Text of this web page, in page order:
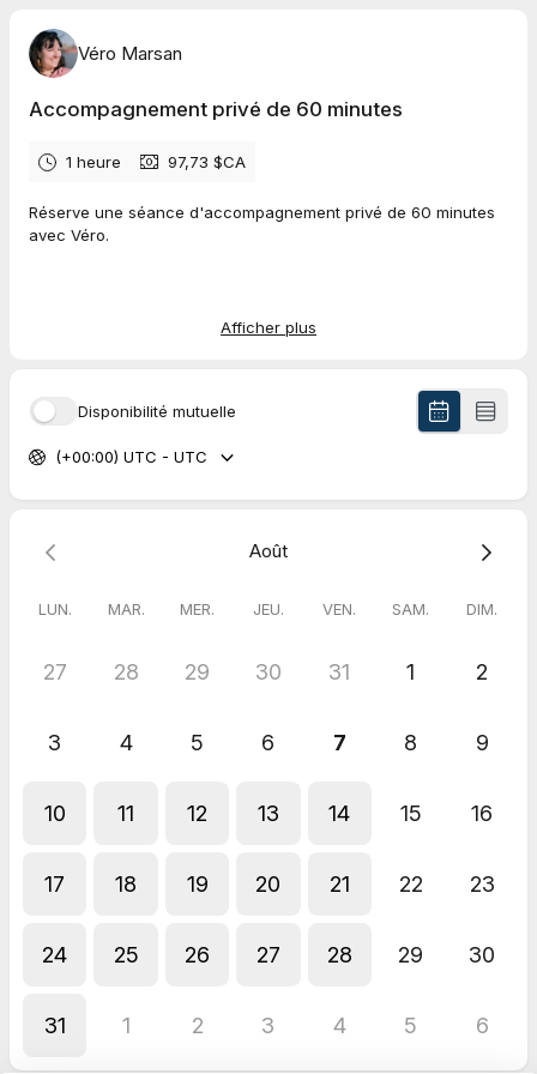
Véro Marsan
Accompagnement privé de 60 minutes
1 heure 97,73 $CA
Réserve une séance d'accompagnement privé de 60 minutes
avec Véro.
TVQ1228402458TQ0001
Afficher plus
Disponibilité mutuelle
(+00:00) UTC - UTC
Août
LUN. MAR. MER. JEU. VEN. SAM. DIM.
27 28 29 30 31 1 2
3 4 5 6 7 8 9
10 11 12 13 14 15 16
17 18 19 20 21 22 23
24 25 26 27 28 29 30
31 1 2 3 4 5 6